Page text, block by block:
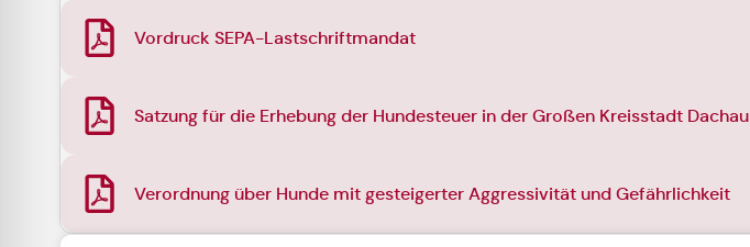
Vordruck SEPA-Lastschriftmandat
Satzung für die Erhebung der Hundesteuer in der Großen Kreisstadt Dachau
Verordnung über Hunde mit gesteigerter Aggressivität und Gefährlichkeit